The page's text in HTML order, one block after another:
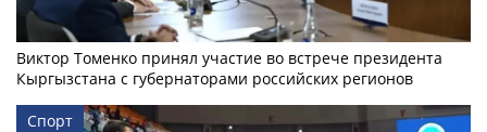
Виктор Томенко принял участие во встрече президента
Кыргызстана с губернаторами российских регионов
Спорт